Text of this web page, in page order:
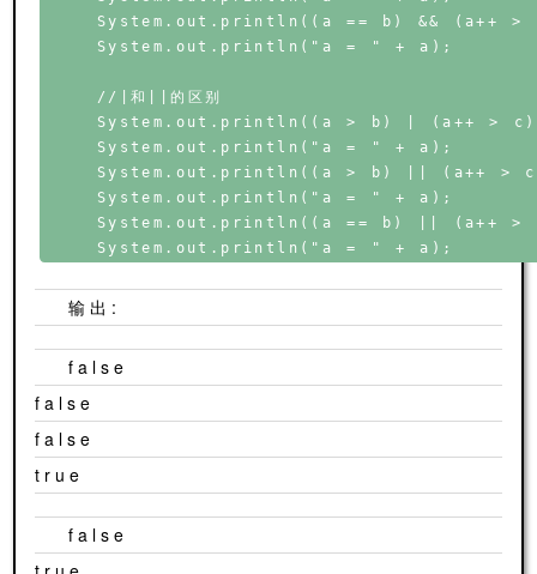
System.out.println((a == b) && (a++ >
    System.out.println("a = " + a);
    //|和||的区别
System.out.println((a > b) | (a++ >
    System.out.println("a = " + a);
System.out.println((a > b) || (a++ >
    System.out.println("a = " + a);
System.out.println((a == b) || (a++ >
输出:
false
false
false
true
false